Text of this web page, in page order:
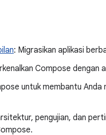
: Migrasikan aplikasi
Compose dengan
untuk membantu
pengujian, dan